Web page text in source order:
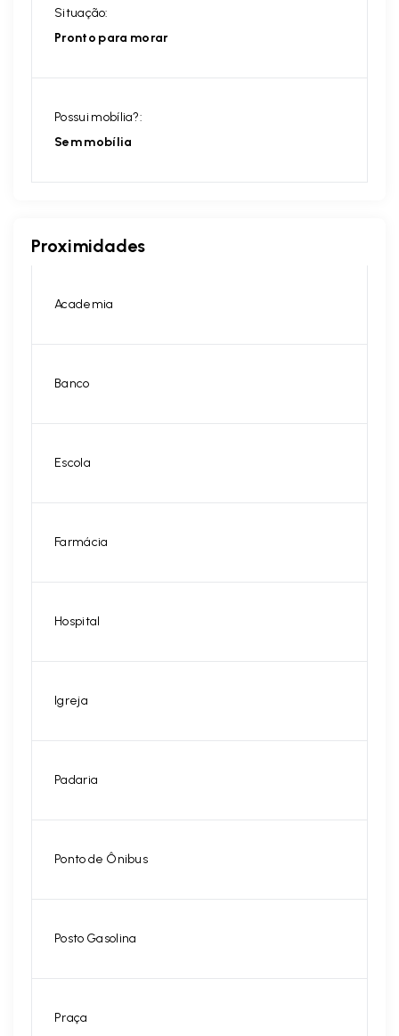
Situação:
Pronto para morar
Possui mobília?:
Sem mobília
Proximidades
Academia
Banco
Escola
Farmácia
Hospital
Igreja
Padaria
Ponto de Ônibus
Posto Gasolina
Praça